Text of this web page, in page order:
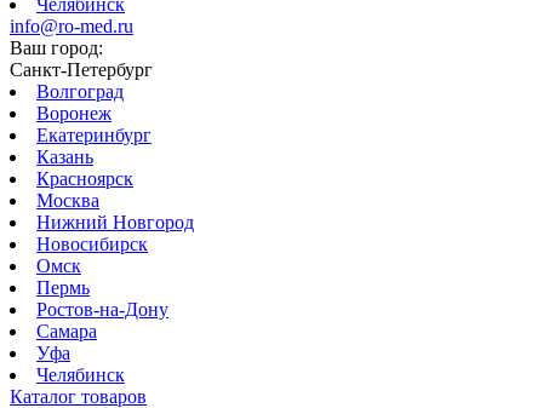
Челябинск
info@ro-med.ru
Ваш город:
Санкт-Петербург
Волгоград
Воронеж
Екатеринбург
Казань
Красноярск
Москва
Нижний Новгород
Новосибирск
Омск
Пермь
Ростов-на-Дону
Самара
Уфа
Челябинск
Каталог товаров